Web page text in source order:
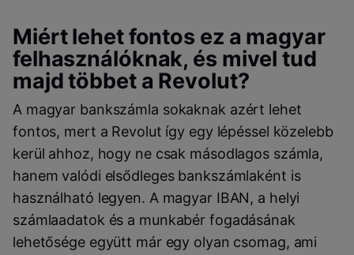
Miért lehet fontos ez a magyar
felhasználóknak, és mivel tud
majd többet a Revolut?
A magyar bankszámla sokaknak azért lehet
fontos, mert a Revolut így egy lépéssel közelebb
kerül ahhoz, hogy ne csak másodlagos számla,
hanem valódi elsődleges bankszámlaként is
használható legyen. A magyar IBAN, a helyi
számlaadatok és a munkabér fogadásának
lehetősége együtt már egy olyan csomag, ami